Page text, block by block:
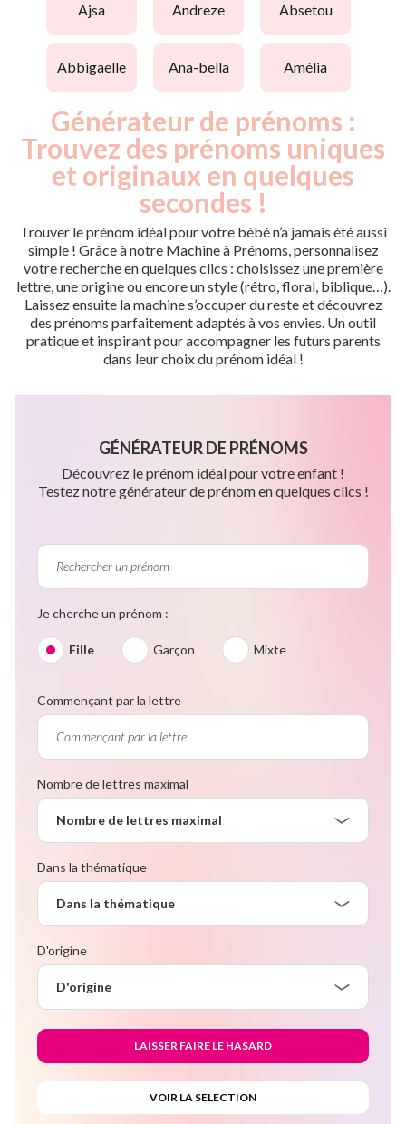
ajsa andreze absetou
abbigaelle ana-bella amélia
Générateur de prénoms :
Trouvez des prénoms uniques
et originaux en quelques
secondes !
Trouver le prénom idéal pour votre bébé n’a jamais été aussi
simple ! Grâce à notre Machine à Prénoms, personnalisez
votre recherche en quelques clics : choisissez une première
lettre, une origine ou encore un style (rétro, floral, biblique…).
Laissez ensuite la machine s’occuper du reste et découvrez
des prénoms parfaitement adaptés à vos envies. Un outil
pratique et inspirant pour accompagner les futurs parents
dans leur choix du prénom idéal !
GÉNÉRATEUR DE PRÉNOMS
Découvrez le prénom idéal pour votre enfant !
Testez notre générateur de prénom en quelques clics !
Je cherche un prénom :
Fille Garçon Mixte
Commençant par la lettre
Nombre de lettres maximal
Nombre de lettres maximal
Dans la thématique
Dans la thématique
D'origine
D'origine